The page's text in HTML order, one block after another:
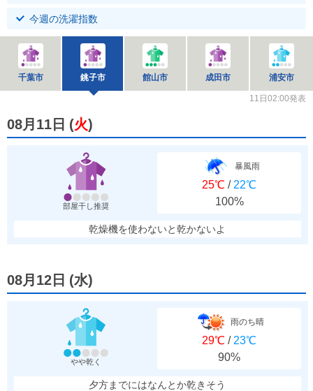
今週の洗濯指数
千葉市 銚子市 館山市 成田市 浦安市
11日02:00発表
08月11日 (火)
部屋干し推奨
暴風雨
25℃ / 22℃
100%
乾燥機を使わないと乾かないよ
08月12日 (水)
やや乾く
雨のち晴
29℃ / 23℃
90%
夕方までにはなんとか乾きそう